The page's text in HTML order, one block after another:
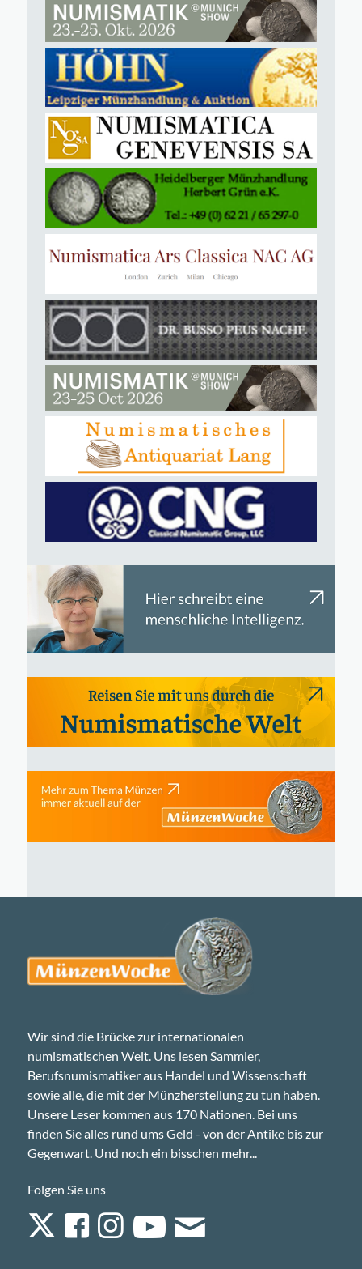
Wir sind die Brücke zur internationalen
numismatischen Welt. Uns lesen Sammler,
Berufsnumismatiker aus Handel und Wissenschaft
sowie alle, die mit der Münzherstellung zu tun haben.
Unsere Leser kommen aus 170 Nationen. Bei uns
finden Sie alles rund ums Geld - von der Antike bis zur
Gegenwart. Und noch ein bisschen mehr...
Folgen Sie uns